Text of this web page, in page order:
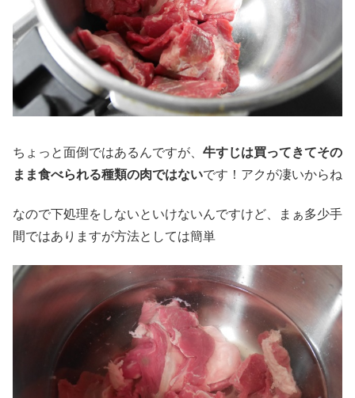
ちょっと面倒ではあるんですが、 牛すじは買ってきてその
まま食べられる種類の肉ではないです！アクが凄いからね
なので下処理をしないといけないんですけど、まぁ多少手
間ではありますが方法としては簡単